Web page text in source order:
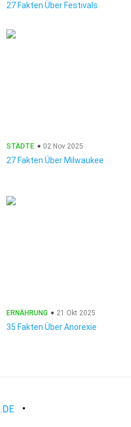
27 Fakten Über Festivals
STÄDTE 02 Nov 2025
27 Fakten Über Milwaukee
ERNÄHRUNG 21 Okt 2025
35 Fakten Über Anorexie
.DE